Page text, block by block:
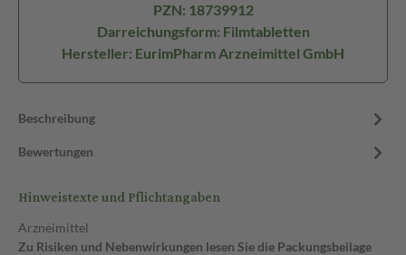
PZN: 18739912
Darreichungsform: Filmtabletten
Hersteller: EurimPharm Arzneimittel GmbH
Beschreibung
Bewertungen
Hinweistexte und Pflichtangaben
Arzneimittel
Zu Risiken und Nebenwirkungen lesen Sie die Packungsbeilage